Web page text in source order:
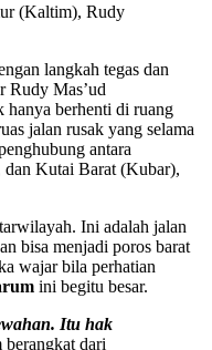
(Kaltim), Rudy
langkah tegas dan
Rudy Mas’ud
hanya berhenti di ruang
jalan rusak yang selama
antara
dan Kutai Barat (Kubar),
Ini adalah jalan
bisa menjadi poros barat
wajar bila perhatian
ini begitu besar.
Itu hak
berangkat dari